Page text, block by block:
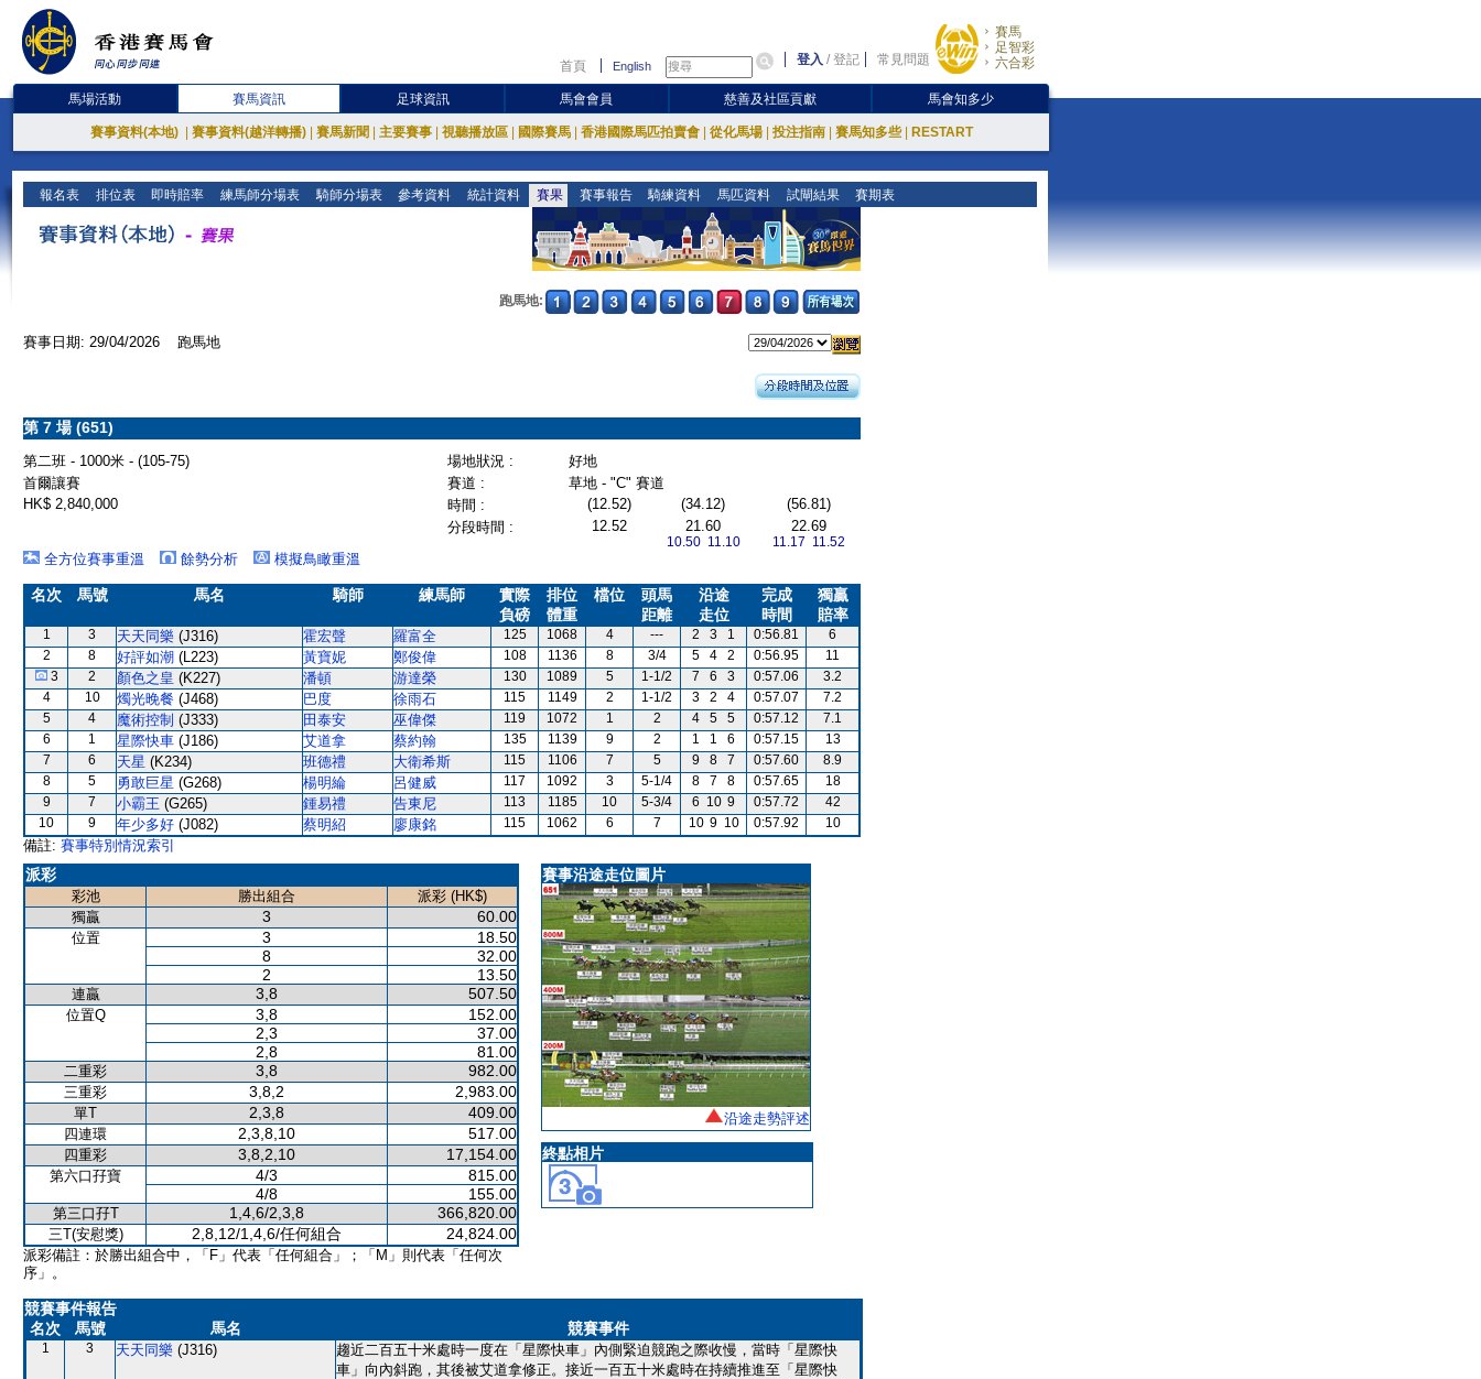
首頁 English 登入 /登記 常見問題
賽馬
足智彩
六合彩
馬場活動 賽馬資訊 足球資訊 馬會會員 慈善及社區貢獻 馬會知多少
賽事資料(本地) 賽事資料(越洋轉播) 賽馬新聞 主要賽事 視聽播放區 國際賽馬 香港國際馬匹拍賣會 從化馬場 投注指南 賽馬知多些 RESTART
報名表 排位表 即時賠率 練馬師分場表 騎師分場表 參考資料 統計資料 賽果 賽事報告 騎練資料 馬匹資料 試閘結果 賽期表
跑馬地:
賽事日期: 29/04/2026 跑馬地
第 7 場 (651)
第二班 - 1000米 - (105-75) 場地狀況 :
好地
首爾讓賽
賽道 :
草地 - "C" 賽道
HK$ 2,840,000
時間 : (12.52) (34.12)
(56.81)
分段時間 :
12.52 21.60
10.50 11.10
22.69
11.17 11.52
全方位賽事重溫 餘勢分析 模擬鳥瞰重溫
名次 馬號 馬名 騎師 練馬師
實際
負磅
排位
體重
檔位
頭馬
距離
沿途
走位
完成
時間
獨贏
賠率
1 3 天天同樂 (J316) 霍宏聲 羅富全 125 1068 4 --- 2 3 1 0:56.81
6
2
8 好評如潮 (L223) 黃寶妮 鄭俊偉 108 1136 8 3/4 5 4 2 0:56.95
11
3
2 顏色之皇 (K227) 潘頓 游達榮 130 1089 5 1-1/2 7 6 3 0:57.06
3.2
4
10 燭光晚餐 (J468) 巴度 徐雨石 115 1149 2 1-1/2 3 2 4 0:57.07
7.2
5
4 魔術控制 (J333) 田泰安 巫偉傑 119 1072 1 2 4 5 5 0:57.12
7.1
6
1 星際快車 (J186) 艾道拿 蔡約翰 135 1139 9 2 1 1 6 0:57.15
13
7
6 天星 (K234) 班德禮 大衛希斯 115 1106 7 5 9 8 7 0:57.60
8.9
8
5 勇敢巨星 (G268) 楊明綸 呂健威 117 1092 3 5-1/4 8 7 8 0:57.65
18
9
7 小霸王 (G265) 鍾易禮 告東尼 113 1185 10 5-3/4 6 10 9 0:57.72
42
10
9 年少多好 (J082) 蔡明紹 廖康銘 115 1062 6 7 10 9 10 0:57.92 10
備註: 賽事特別情況索引
派彩
彩池 勝出組合
派彩 (HK$)
獨贏
3 60.00
位置 3
18.50
8
32.00
2
13.50
連贏 3,8 507.50
位置Q 3,8
152.00
2,3
37.00
2,8
81.00
二重彩 3,8 982.00
三重彩 3,8,2 2,983.00
單T 2,3,8 409.00
四連環 2,3,8,10 517.00
四重彩 3,8,2,10 17,154.00
第六口孖寶 4/3
815.00
4/8
155.00
第三口孖T 1,4,6/2,3,8 366,820.00
三T(安慰獎) 2,8,12/1,4,6/任何組合 24,824.00
派彩備註：於勝出組合中，「F」代表「任何組合」；「M」則代表「任何次
序」。
賽事沿途走位圖片
沿途走勢評述
終點相片
競賽事件報告
名次
馬號 馬名 競賽事件
1 3 天天同樂 (J316)
趨近二百五十米處時一度在「星際快車」內側緊迫競跑之際收慢，當時「星際快
車」向內斜跑，其後被艾道拿修正。接近一百五十米處時在持續推進至「星際快